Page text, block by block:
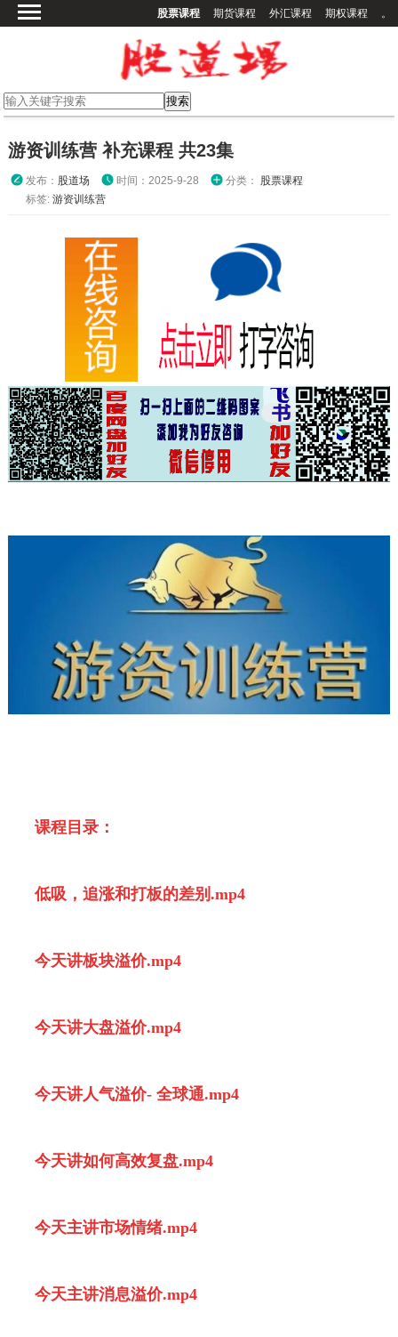
股票课程 期货课程 外汇课程 期权课程 。
期货课程
外汇课程
高校课程
游资训练营 补充课程 共23集
发布： 股道场 时间：2025-9-28 分类： 股票课程
标签: 游资训练营
课程目录：
低吸，追涨和打板的差别.mp4
今天讲板块溢价.mp4
今天讲大盘溢价.mp4
今天讲人气溢价- 全球通.mp4
今天讲如何高效复盘.mp4
今天主讲市场情绪.mp4
今天主讲消息溢价.mp4